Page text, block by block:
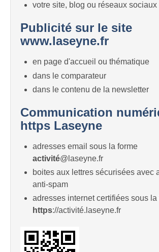
votre site, blog ou réseaux sociaux
Publicité sur le site
www.laseyne.fr
en page d'accueil ou thématique
dans le comparateur
dans le contenu de la newsletter
Communication
https Laseyne
adresses email sous la forme
activité@laseyne.fr
boites aux lettres sécurisées avec
anti-spam
adresses internet certifiées sous la
https://activité.laseyne.fr